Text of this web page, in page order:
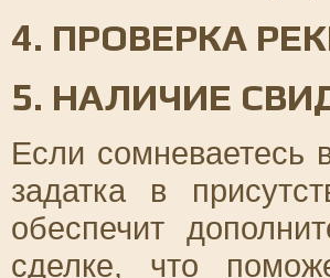
4. ПРОВЕРКА
5. НАЛИЧИЕ
Если сомневаетесь
задатка в
обеспечит
сделке, что